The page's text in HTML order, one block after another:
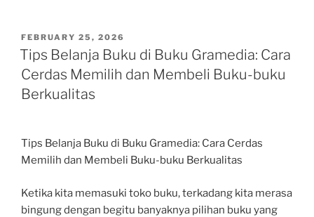
POSTED
ON
FEBRUARY 25, 2026
Tips Belanja Buku di Buku Gramedia: Cara
Cerdas Memilih dan Membeli Buku-buku
Berkualitas
Tips Belanja Buku di Buku Gramedia: Cara Cerdas
Memilih dan Membeli Buku-buku Berkualitas
Ketika kita memasuki toko buku, terkadang kita merasa
bingung dengan begitu banyaknya pilihan buku yang